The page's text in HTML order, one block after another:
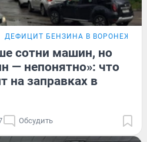
ДЕФИЦИТ БЕНЗИНА В ВОРОНЕЖЕ
сотни машин, но
— непонятно»: что
на заправках в
Обсудить